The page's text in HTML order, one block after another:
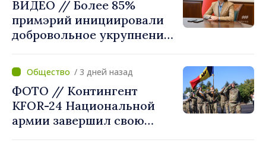
ВИДЕО // Более 85%
примэрий инициировали
добровольное укрупнение.
приветствует смелые
решения местных властей:
«Вы поставили интересы
людей на первое место»
/ 3 дней назад
ФОТО // Контингент
KFOR-24 Национальной
армии завершил свою